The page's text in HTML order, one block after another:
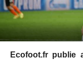
Ecofoot.fr publie